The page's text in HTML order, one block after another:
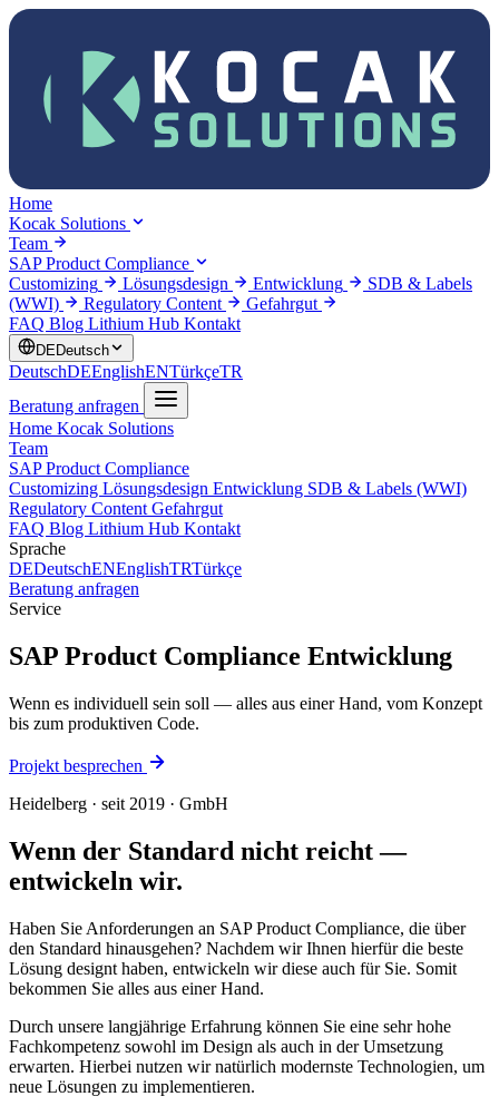
Home
Kocak Solutions
Team
SAP Product Compliance
Customizing
Lösungsdesign Entwicklung
SDB & Labels
(WWI)
Regulatory Content
Gefahrgut
FAQ Blog Lithium Hub Kontakt
DEDeutsch
DeutschDEEnglishENTürkçeTR
Beratung anfragen
Home Kocak Solutions
Team
SAP Product Compliance
Customizing Lösungsdesign Entwicklung SDB & Labels (WWI)
Regulatory Content Gefahrgut
FAQ Blog Lithium Hub Kontakt
Sprache
DEDeutschENEnglishTRTürkçe
Beratung anfragen
Service
SAP Product Compliance Entwicklung
Wenn es individuell sein soll — alles aus einer Hand, vom Konzept
bis zum produktiven Code.
Projekt besprechen
Heidelberg · seit 2019 · GmbH
Wenn der Standard nicht reicht —
entwickeln wir.
Haben Sie Anforderungen an SAP Product Compliance, die über
den Standard hinausgehen? Nachdem wir Ihnen hierfür die beste
Lösung designt haben, entwickeln wir diese auch für Sie. Somit
bekommen Sie alles aus einer Hand.
Durch unsere langjährige Erfahrung können Sie eine sehr hohe
Fachkompetenz sowohl im Design als auch in der Umsetzung
erwarten. Hierbei nutzen wir natürlich modernste Technologien, um
neue Lösungen zu implementieren.